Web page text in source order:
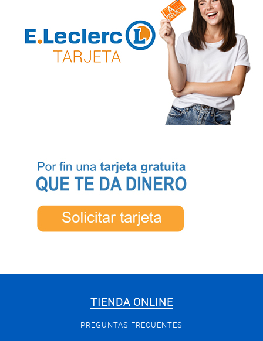
TIENDA ONLINE
PREGUNTAS FRECUENTES